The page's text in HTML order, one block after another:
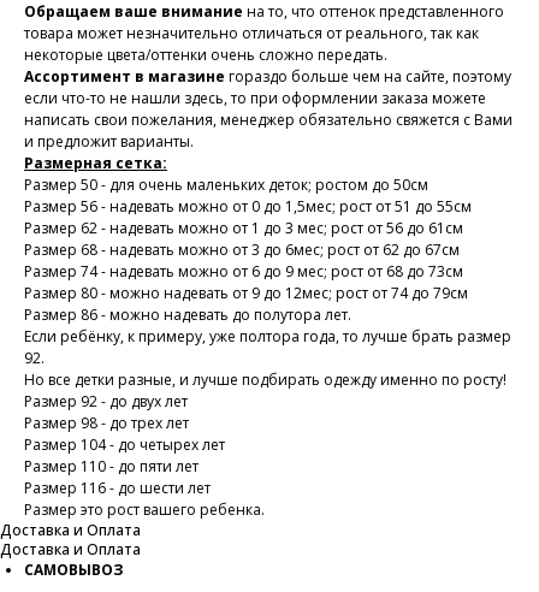
Обращаем ваше внимание на то, что оттенок представленного
товара может незначительно отличаться от реального, так как
некоторые цвета/оттенки очень сложно передать.
Ассортимент в магазине гораздо больше чем на сайте, поэтому
если что-то не нашли здесь, то при оформлении заказа можете
написать свои пожелания, менеджер обязательно свяжется с Вами
и предложит варианты.
Размерная сетка:
Размер 50 - для очень маленьких деток; ростом до 50см
Размер 56 - надевать можно от 0 до 1,5мес; рост от 51 до 55см
Размер 62 - надевать можно от 1 до 3 мес; рост от 56 до 61см
Размер 68 - надевать можно от 3 до 6мес; рост от 62 до 67см
Размер 74 - надевать можно от 6 до 9 мес; рост от 68 до 73см
Размер 80 - можно надевать от 9 до 12мес; рост от 74 до 79см
Размер 86 - можно надевать до полутора лет.
Если ребёнку, к примеру, уже полтора года, то лучше брать размер
92.
Но все детки разные, и лучше подбирать одежду именно по росту!
Размер 92 - до двух лет
Размер 98 - до трех лет
Размер 104 - до четырех лет
Размер 110 - до пяти лет
Размер 116 - до шести лет
Размер это рост вашего ребенка.
Доставка и Оплата
Доставка и Оплата
САМОВЫВОЗ